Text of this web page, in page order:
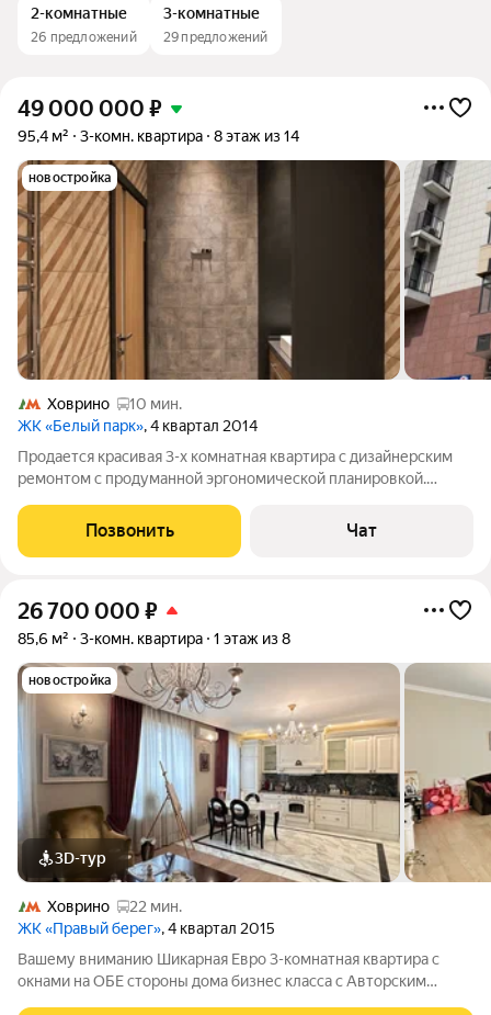
2-комнатные
26 предложений
3-комнатные
29 предложений
49 000 000 ₽
95,4 м² 3-комн. квартира 8 этаж из 14
новостройка
Ховрино
10 мин.
ЖК «Белый парк», 4 квартал 2014
Продается красивая 3-х комнатная квартира с дизайнерским
ремонтом с продуманной эргономической планировкой.
Рядом с метро. В доме есть подземный паркинг. У
собственника есть парковочное место
Позвонить Чат
26 700 000 ₽
85,6 м² 3-комн. квартира 1 этаж из 8
новостройка
3D-тур
Ховрино
22 мин.
ЖК «Правый берег», 4 квартал 2015
Вашему вниманию Шикарная Евро 3-комнатная квартира с
окнами на ОБЕ стороны дома бизнес класса с Авторским